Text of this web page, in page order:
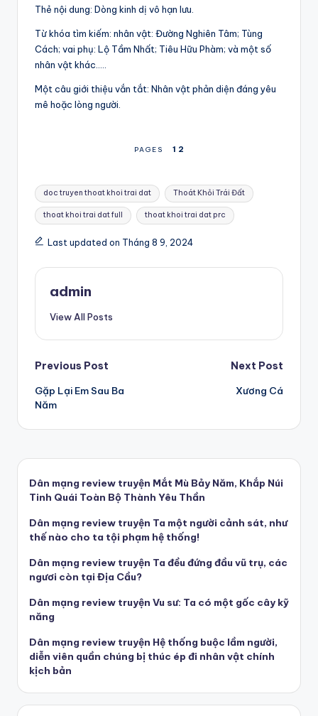
Thẻ nội dung: Dòng kinh dị vô hạn lưu.
Từ khóa tìm kiếm: nhân vật: Đường Nghiên Tâm; Tùng
Cách; vai phụ: Lộ Tầm Nhất; Tiêu Hữu Phàm; và một số
nhân vật khác…..
Một câu giới thiệu vắn tắt: Nhân vật phản diện đáng yêu
mê hoặc lòng người.
PAGES 1 2
Tags:
doc truyen thoat khoi trai dat Thoát Khỏi Trái Đất
thoat khoi trai dat full thoat khoi trai dat prc
Last updated on Tháng 8 9, 2024
admin
View All Posts
Post
navigation
Previous Post
Gặp Lại Em Sau Ba
Năm
Next Post
Xương Cá
Dân mạng review truyện Mắt Mù Bảy Năm, Khắp Núi
Tinh Quái Toàn Bộ Thành Yêu Thần
Dân mạng review truyện Ta một người cảnh sát, như
thế nào cho ta tội phạm hệ thống!
Dân mạng review truyện Ta đều đứng đầu vũ trụ, các
ngươi còn tại Địa Cầu?
Dân mạng review truyện Vu sư: Ta có một gốc cây kỹ
năng
Dân mạng review truyện Hệ thống buộc lầm người,
diễn viên quần chúng bị thúc ép đi nhân vật chính
kịch bản